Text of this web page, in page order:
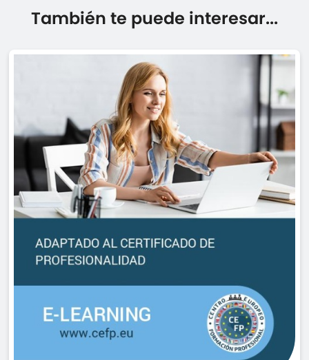
También te puede interesar...